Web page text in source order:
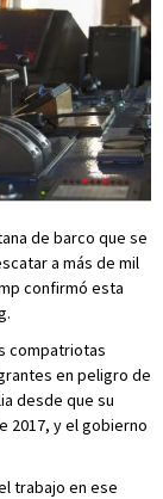
de barco que se
a más de mil
confirmó esta
compatriotas
en peligro de
desde que su
2017, y el gobierno
trabajo en ese